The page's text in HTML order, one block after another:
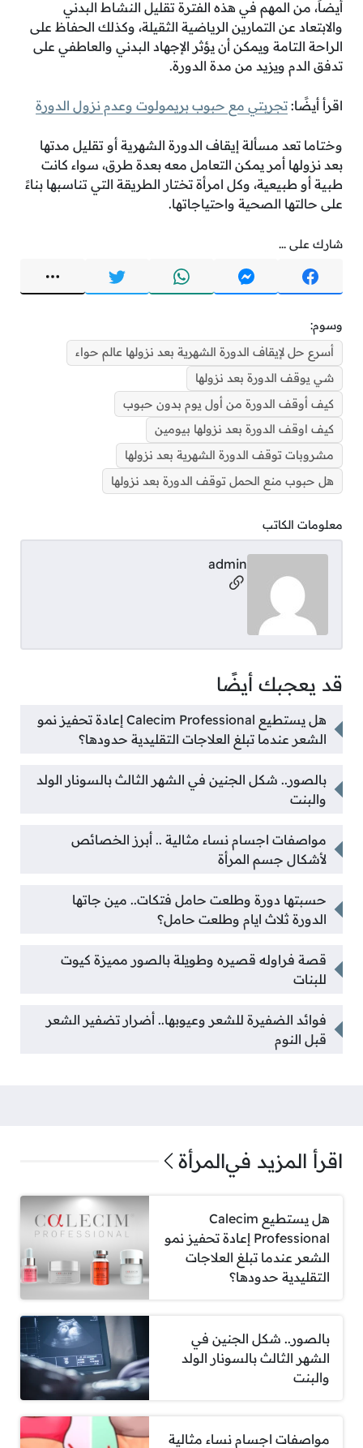
أيضاً، من المهم في هذه الفترة تقليل النشاط البدني
والابتعاد عن التمارين الرياضية الثقيلة، وكذلك الحفاظ على
الراحة التامة ويمكن أن يؤثر الإجهاد البدني والعاطفي على
تدفق الدم ويزيد من مدة الدورة.
اقرأ أيضًا: تجربتي مع حبوب بريمولوت وعدم نزول الدورة
وختاما تعد مسألة إيقاف الدورة الشهرية أو تقليل مدتها
بعد نزولها أمر يمكن التعامل معه بعدة طرق، سواء كانت
طبية أو طبيعية، وكل امرأة تختار الطريقة التي تناسبها بناءً
على حالتها الصحية واحتياجاتها.
شارك على ...
وسوم:
أسرع حل لإيقاف الدورة الشهرية بعد نزولها عالم حواء
شي يوقف الدورة بعد نزولها
كيف أوقف الدورة من أول يوم بدون حبوب
كيف اوقف الدورة بعد نزولها بيومين
مشروبات توقف الدورة الشهرية بعد نزولها
هل حبوب منع الحمل توقف الدورة بعد نزولها
معلومات الكاتب
admin
مواقع التواصل
قد يعجبك أيضًا
هل يستطيع Calecim Professional إعادة تحفيز نمو
الشعر عندما تبلغ العلاجات التقليدية حدودها؟
بالصور.. شكل الجنين في الشهر الثالث بالسونار الولد
والبنت
مواصفات اجسام نساء مثالية .. أبرز الخصائص
لأشكال جسم المرأة
حسبتها دورة وطلعت حامل فتكات.. مين جاتها
الدورة ثلاث ايام وطلعت حامل؟
قصة فراوله قصيره وطويلة بالصور مميزة كيوت
للبنات
فوائد الضفيرة للشعر وعيوبها.. أضرار تضفير الشعر
قبل النوم
اقرأ المزيد فيالمرأة
هل يستطيع Calecim
Professional إعادة تحفيز نمو
الشعر عندما تبلغ العلاجات
التقليدية حدودها؟
بالصور.. شكل الجنين في
الشهر الثالث بالسونار الولد
والبنت
مواصفات اجسام نساء مثالية